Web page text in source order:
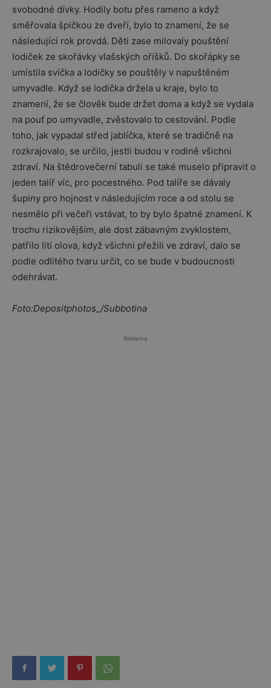
svobodné dívky. Hodily botu přes rameno a když
směřovala špičkou ze dveří, bylo to znamení, že se
následující rok provdá. Děti zase milovaly pouštění
lodiček ze skořávky vlašských oříšků. Do skořápky se
umístila svíčka a lodičky se pouštěly v napuštěném
umyvadle. Když se lodička držela u kraje, bylo to
znamení, že se člověk bude držet doma a když se vydala
na pouť po umyvadle, zvěstovalo to cestování. Podle
toho, jak vypadal střed jablíčka, které se tradičně na
rozkrajovalo, se určilo, jestli budou v rodině všichni
zdraví. Na štědrovečerní tabuli se také muselo připravit o
jeden talíř víc, pro pocestného. Pod talíře se dávaly
šupiny pro hojnost v následujícím roce a od stolu se
nesmělo při večeři vstávat, to by bylo špatné znamení. K
trochu rizikovějším, ale dost zábavným zvyklostem,
patřilo lití olova, když všichni přežili ve zdraví, dalo se
podle odlitého tvaru určit, co se bude v budoucnosti
odehrávat.
Foto:Depositphotos_/Subbotina
Reklama